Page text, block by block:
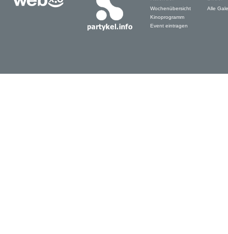
Wochenübersicht
Kinoprogramm
Event eintragen
Alle